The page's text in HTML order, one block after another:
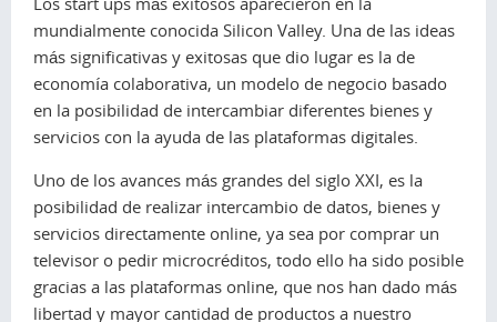
mundialmente conocida Silicon Valley. Una de las ideas
más significativas y exitosas que dio lugar es la de
economía colaborativa, un modelo de negocio basado
en la posibilidad de intercambiar diferentes bienes y
servicios con la ayuda de las plataformas digitales.
Uno de los avances más grandes del siglo XXI, es la
posibilidad de realizar intercambio de datos, bienes y
servicios directamente online, ya sea por comprar un
televisor o pedir microcréditos, todo ello ha sido posible
gracias a las plataformas online, que nos han dado más
libertad y mayor cantidad de productos a nuestro